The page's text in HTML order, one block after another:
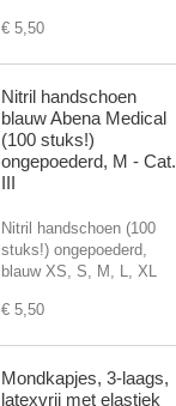
€ 5,50
Nitril handschoen
blauw Abena Medical
(100 stuks!)
ongepoederd, M - Cat.
III
Nitril handschoen (100
stuks!) ongepoederd,
blauw XS, S, M, L, XL
€ 5,50
Mondkapjes, 3-laags,
latexvrij met elastiek